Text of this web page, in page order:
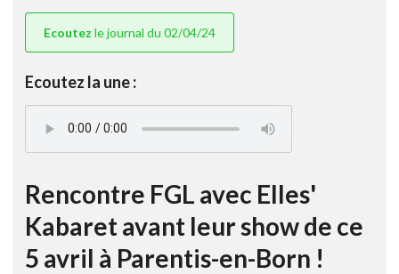
Ecoutez le journal du 02/04/24
Ecoutez la une :
Rencontre FGL avec Elles'
Kabaret avant leur show de ce
5 avril à Parentis-en-Born !